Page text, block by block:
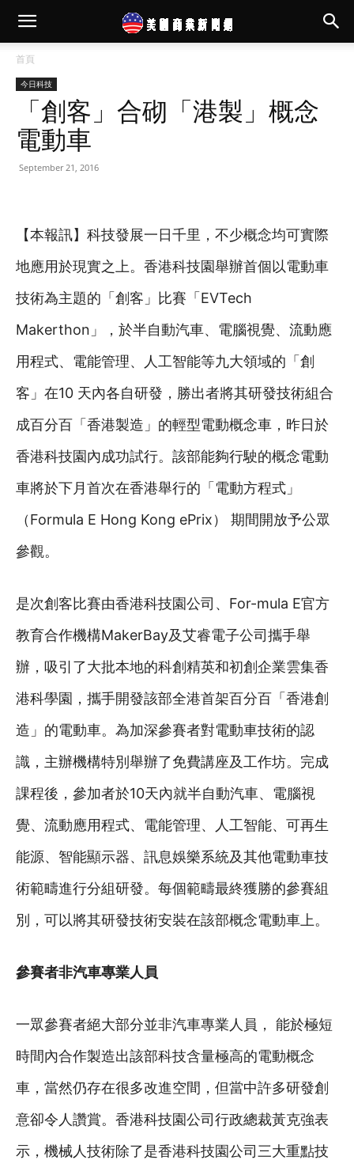
首頁
今日科技
「創客」合砌「港製」概念
電動車
September 21, 2016
【本報訊】科技發展一日千里，不少概念均可實際
地應用於現實之上。香港科技園舉辦首個以電動車
技術為主題的「創客」比賽「EVTech
Makerthon」，於半自動汽車、電腦視覺、流動應
用程式、電能管理、人工智能等九大領域的「創
客」在10 天內各自研發，勝出者將其研發技術組合
成百分百「香港製造」的輕型電動概念車，昨日於
香港科技園內成功試行。該部能夠行駛的概念電動
車將於下月首次在香港舉行的「電動方程式」
（Formula E Hong Kong ePrix） 期間開放予公眾
參觀。
是次創客比賽由香港科技園公司、For-mula E官方
教育合作機構MakerBay及艾睿電子公司攜手舉
辦，吸引了大批本地的科創精英和初創企業雲集香
港科學園，攜手開發該部全港首架百分百「香港創
造」的電動車。為加深參賽者對電動車技術的認
識，主辦機構特別舉辦了免費講座及工作坊。完成
課程後，參加者於10天內就半自動汽車、電腦視
覺、流動應用程式、電能管理、人工智能、可再生
能源、智能顯示器、訊息娛樂系統及其他電動車技
術範疇進行分組研發。每個範疇最終獲勝的參賽組
別，可以將其研發技術安裝在該部概念電動車上。
參賽者非汽車專業人員
一眾參賽者絕大部分並非汽車專業人員， 能於極短
時間內合作製造出該部科技含量極高的電動概念
車，當然仍存在很多改進空間，但當中許多研發創
意卻令人讚賞。香港科技園公司行政總裁黃克強表
示，機械人技術除了是香港科技園公司三大重點技